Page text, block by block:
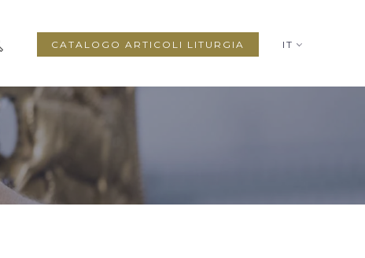
IT
CATALOGO ARTICOLI LITURGIA